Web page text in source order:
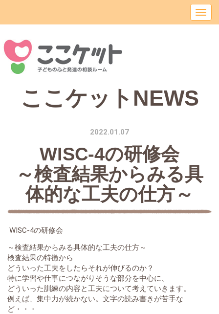
ここケットNEWS
2022.01.07
WISC-4の研修会
～検査結果からみる具
体的な工夫の仕方～
WISC-4の研修会
～検査結果からみる具体的な工夫の仕方～
検査結果の特徴から
どういった工夫をしたらそれが伸びるのか？
特に学習や仕事につながりそうな部分を中心に、
どういった訓練の内容と工夫について考えていきます。
例えば、集中力が続かない。文字の読み書きが苦手な
ど・・・